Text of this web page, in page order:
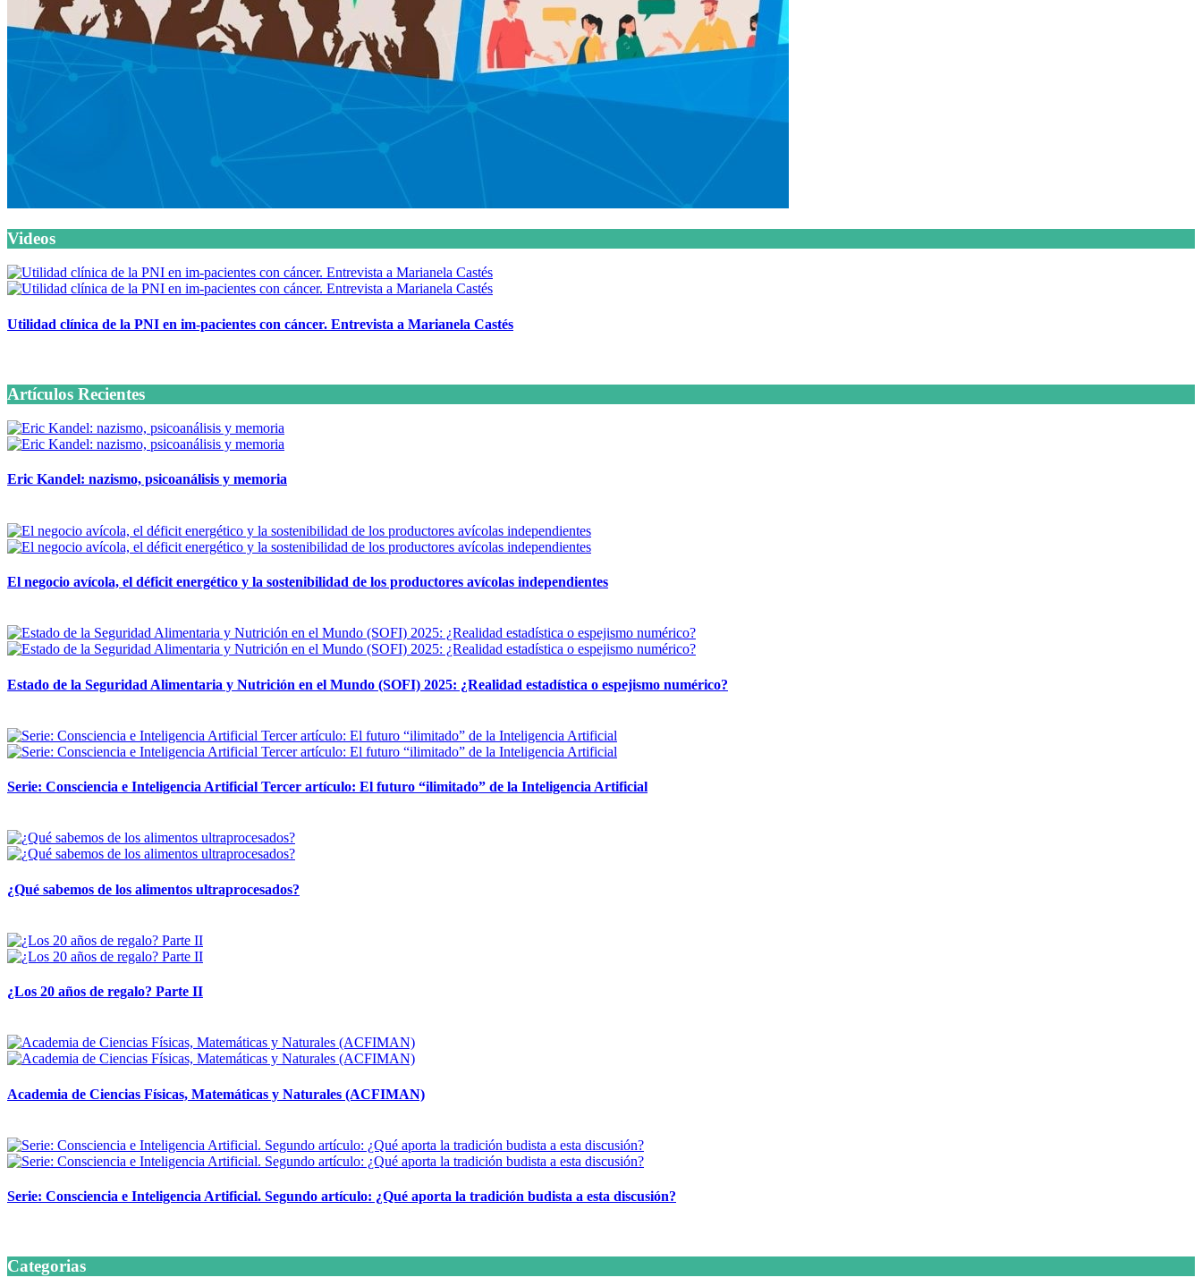
Videos
Utilidad clínica de la PNI en im-pacientes con cáncer. Entrevista a Marianela Castés
Artículos Recientes
Eric Kandel: nazismo, psicoanálisis y memoria
El negocio avícola, el déficit energético y la sostenibilidad de los productores avícolas independientes
Estado de la Seguridad Alimentaria y Nutrición en el Mundo (SOFI) 2025: ¿Realidad estadística o espejismo numérico?
Serie: Consciencia e Inteligencia Artificial Tercer artículo: El futuro “ilimitado” de la Inteligencia Artificial
¿Qué sabemos de los alimentos ultraprocesados?
¿Los 20 años de regalo? Parte II
Academia de Ciencias Físicas, Matemáticas y Naturales (ACFIMAN)
Serie: Consciencia e Inteligencia Artificial. Segundo artículo: ¿Qué aporta la tradición budista a esta discusión?
Categorias